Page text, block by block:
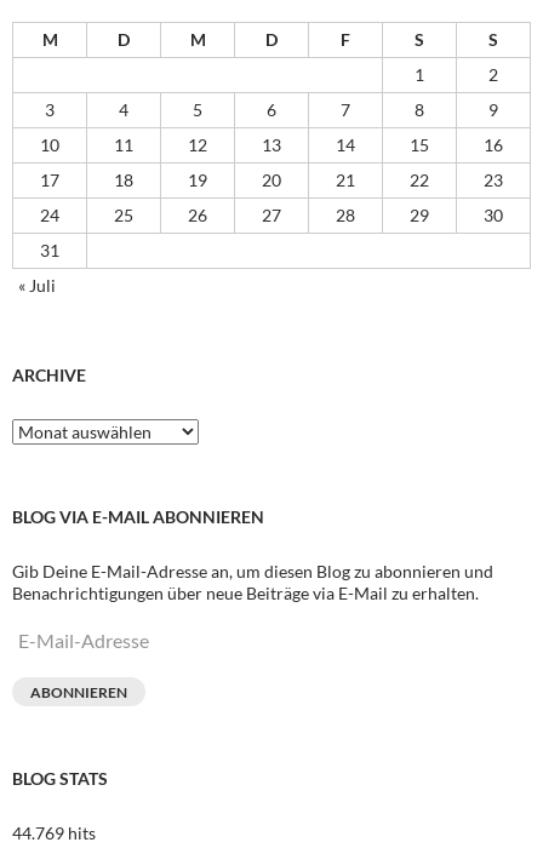
M D M D F S
S
1
2
3
4 5 6 7 8
9
10
11 12 13 14 15
16
17
18 19 20 21 22
23
24
25 26 27 28 29
30
31
« Juli
ARCHIVE
Archive
BLOG VIA E-MAIL ABONNIEREN
Gib Deine E-Mail-Adresse an, um diesen Blog zu abonnieren und
Benachrichtigungen über neue Beiträge via E-Mail zu erhalten.
E-
ABONNIEREN
BLOG STATS
44.769 hits